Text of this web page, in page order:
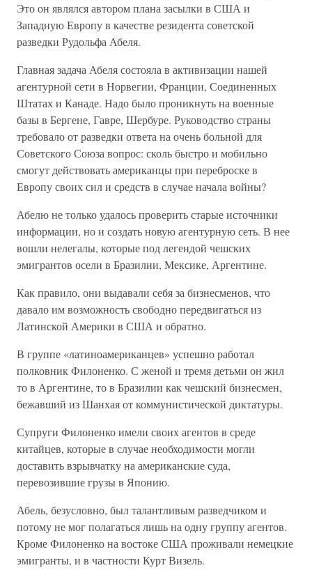
Это он являлся автором плана засылки в США и
Западную Европу в качестве резидента советской
разведки Рудольфа Абеля.
Главная задача Абеля состояла в активизации нашей
агентурной сети в Норвегии, Франции, Соединенных
Штатах и Канаде. Надо было проникнуть на военные
базы в Бергене, Гавре, Шербуре. Руководство страны
требовало от разведки ответа на очень больной для
Советского Союза вопрос: сколь быстро и мобильно
смогут действовать американцы при переброске в
Европу своих сил и средств в случае начала войны?
Абелю не только удалось проверить старые источники
информации, но и создать новую агентурную сеть. В нее
вошли нелегалы, которые под легендой чешских
эмигрантов осели в Бразилии, Мексике, Аргентине.
Как правило, они выдавали себя за бизнесменов, что
давало им возможность свободно передвигаться из
Латинской Америки в США и обратно.
В группе «латиноамериканцев» успешно работал
полковник Филоненко. С женой и тремя детьми он жил
то в Аргентине, то в Бразилии как чешский бизнесмен,
бежавший из Шанхая от коммунистической диктатуры.
Супруги Филоненко имели своих агентов в среде
китайцев, которые в случае необходимости могли
доставить взрывчатку на американские суда,
перевозившие грузы в Японию.
Абель, безусловно, был талантливым разведчиком и
потому не мог полагаться лишь на одну группу агентов.
Кроме Филоненко на востоке США проживали немецкие
эмигранты, и в частности Курт Визель.